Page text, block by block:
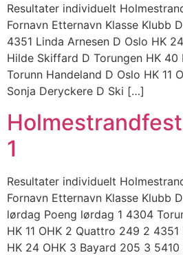
Resultater individuelt
Fornavn Etternavn Klasse Klubb
4351 Linda Arnesen D Oslo HK
Hilde Skiffard D Torungen HK 40
Torunn Handeland D Oslo HK 11
Sonja Deryckere D Ski […]
1
Resultater individuelt
Fornavn Etternavn Klasse Klubb
lørdag Poeng lørdag 1 4304
HK 11 OHK 2 Quattro 249 2
HK 24 OHK 3 Bayard 205 3